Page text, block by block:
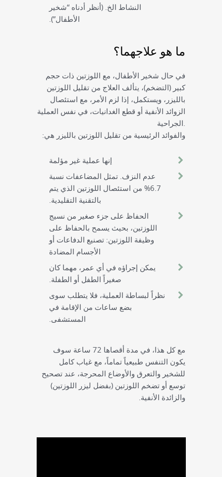
النشاط الخ. (أنظر أدناه “شخير
الأطفال”).
ما هو علاجهما؟
في حال شخير الأطفال، مع اللوزتين ذات حجم
كبير (التضخم)، يتألف العلاج من تقليل اللوزتين
بالليزر، ويستكمل، إذا لزم الأمر، مع استئصال
الزوائد الأنفية أو قطع الغدانيات، في نفس العملية
والفوائد الرئيسية من تقليل اللوزتين بالليزر هي:
إنها عملية غير مؤلمة
عدم النزف. تمثل المضاعفات نسبة
6.7% من استئصال اللوزتين الذي يتم
بالتقنية التقليدية.
الحفاظ على جزء صغير من نسيج
اللوزتين، بحيث يسمح بالحفاظ على
وظيفة اللوزتين: تصنيع الدفاعات أو
الأجسام المضادة
يمكن إجراؤه في أي عمر، مهما كان
صغيراً الطفل أو الطفلة.
نظراً لبساطة العملية، فلا يتطلب سوى
بضع ساعات من الإقامة في
المستشفى.
مع كل هذا، في مدة أقصاها 72 ساعة سوف
يكون التنفس طبيعياً تماماً، مع غياب كامل
للشخير والتعرق والأوضاع المحرجة، عند تصحيح
توسع أو تضخم اللوزتين (بفضل ليزر اللوزتين)
والزائدة الأنفية.